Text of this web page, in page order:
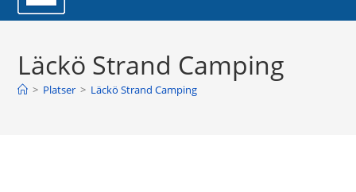
innehållet
Läckö Strand Camping
> Platser > Läckö Strand Camping